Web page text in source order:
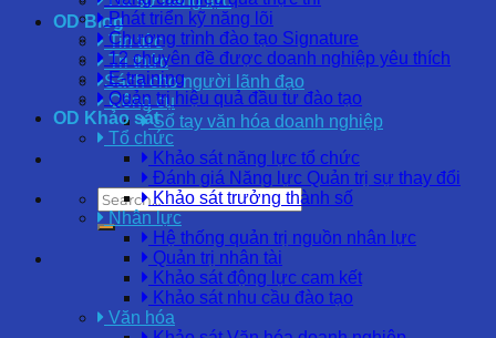
OD Blog
Tin tức
Tri thức
Sách cho người lãnh đạo
Công cụ
Sổ tay văn hóa doanh nghiệp
Phát triển kỹ năng lõi
Chương trình đào tạo Signature
12 chuyên đề được doanh nghiệp yêu thích
E-training
Quản trị hiệu quả đầu tư đào tạo
OD Khảo sát
Tổ chức
Khảo sát năng lực tổ chức
Đánh giá Năng lực Quản trị sự thay đổi
Khảo sát trưởng thành số
Nhân lực
Hệ thống quản trị nguồn nhân lực
Quản trị nhân tài
Khảo sát động lực cam kết
Khảo sát nhu cầu đào tạo
Văn hóa